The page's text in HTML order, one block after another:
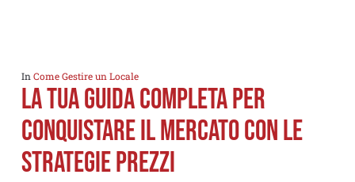
In Come Gestire un Locale
La Tua Guida Completa per
conquistare il mercato con le
strategie prezzi